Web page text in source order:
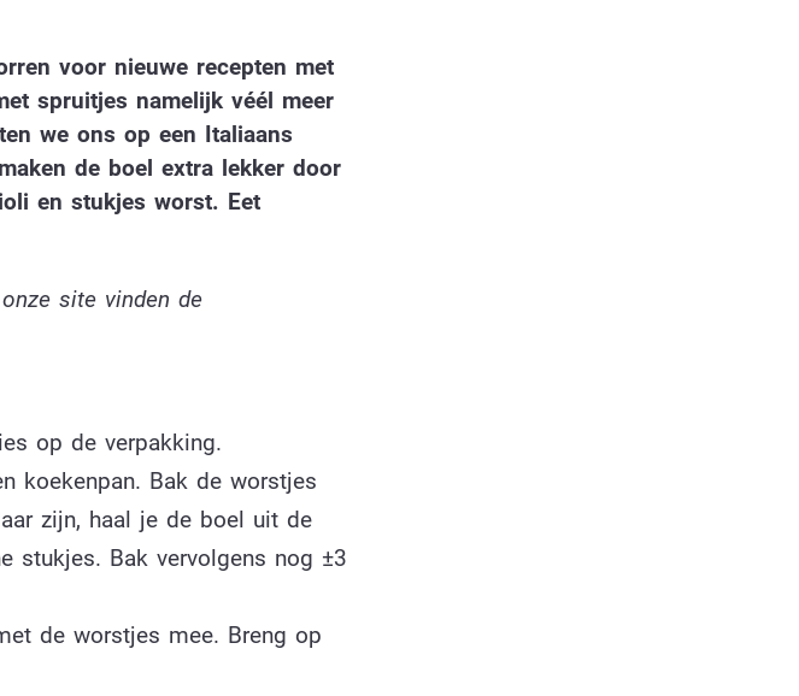
voor nieuwe recepten met
spruitjes namelijk véél meer
we ons op een Italiaans
de boel extra lekker door
en stukjes worst. Eet
site vinden de
op de verpakking.
koekenpan. Bak de worstjes
zijn, haal je de boel uit de
stukjes. Bak vervolgens nog ±3
de worstjes mee. Breng op